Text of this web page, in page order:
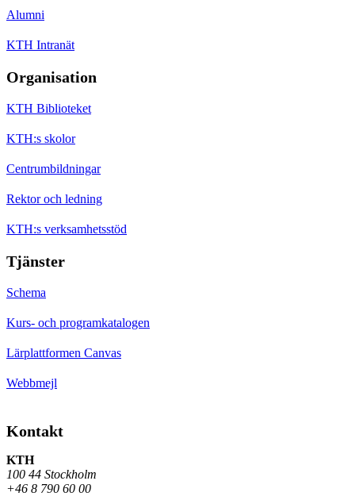
Alumni
KTH Intranät
Organisation
KTH Biblioteket
KTH:s skolor
Centrumbildningar
Rektor och ledning
KTH:s verksamhetsstöd
Tjänster
Schema
Kurs- och programkatalogen
Lärplattformen Canvas
Webbmejl
Kontakt
KTH
100 44 Stockholm
+46 8 790 60 00